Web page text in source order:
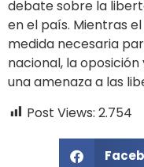
debate sobre la
en el país. Mientras
medida necesaria
nacional, la
una amenaza a las
Post Views: 2.754